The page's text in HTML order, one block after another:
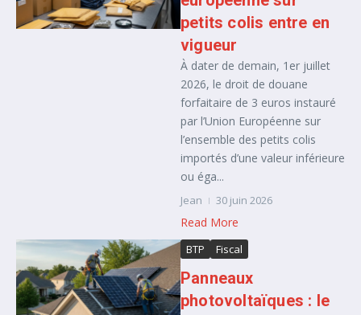
petits colis entre en
vigueur
À dater de demain, 1er juillet
2026, le droit de douane
forfaitaire de 3 euros instauré
par l’Union Européenne sur
l’ensemble des petits colis
importés d’une valeur inférieure
ou éga...
Jean 30 juin 2026
Read More
BTP Fiscal
Panneaux
photovoltaïques : le